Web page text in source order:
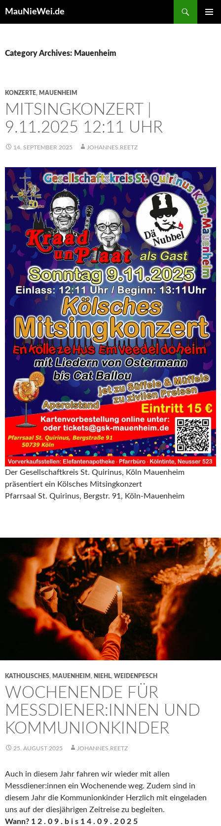
MauNieWei.de
Category Archives: Mauenheim
KONZERTE, MAUENHEIM
MITSINGKONZERT |
9.11.2025 12:11 UHR
14. SEPTEMBER 2025 JOHANNES.REETZ
Der Gesellschaftkreis St. Quirinus, Köln Mauenheim
präsentiert ein Kölsches Mitsingkonzert
Pfarrsaal St. Quirinus, Bergstr. 91, Köln-Mauenheim
KATHOLISCHES, MAUENHEIM , NIEHL, WEIDENPESCH
WOCHENENDE FÜR
MESSDIENER:INNEN UND
KOMMUNIONKINDER
25. AUGUST 2025 JOHANNES.REETZ
Auch in diesem Jahr fahren wir wieder mit allen
Messdiener:innen ein Wochenende weg. Zudem sind in
diesem Jahr die Kommunionkinder Herzlich mit eingeladen
uns auf der diesjährigen Zeitreise zu begleiten.
Wann? 1 2 . 0 9 . b i s 1 4 . 0 9 . 2 0 2 5